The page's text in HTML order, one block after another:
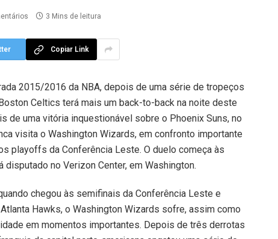
3 Mins de leitura
Copiar Link
2015/2016 da NBA, depois de uma série de tropeços
Celtics terá mais um back-to-back na noite deste
de uma vitória inquestionável sobre o Phoenix Suns, no
visita o Washington Wizards, em confronto importante
playoffs da Conferência Leste. O duelo começa às
no Verizon Center, em Washington.
chegou às semifinais da Conferência Leste e
Hawks, o Washington Wizards sofre, assim como
em momentos importantes. Depois de três derrotas